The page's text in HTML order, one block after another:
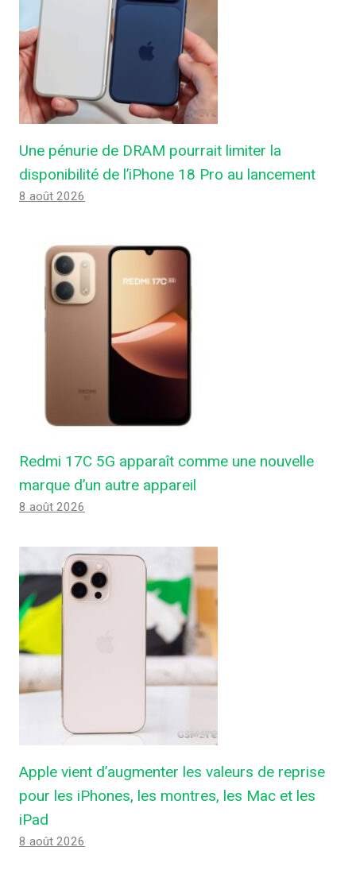
Une pénurie de DRAM pourrait limiter la
disponibilité de l’iPhone 18 Pro au lancement
8 août 2026
Redmi 17C 5G apparaît comme une nouvelle
marque d’un autre appareil
8 août 2026
Apple vient d’augmenter les valeurs de reprise
pour les iPhones, les montres, les Mac et les
iPad
8 août 2026